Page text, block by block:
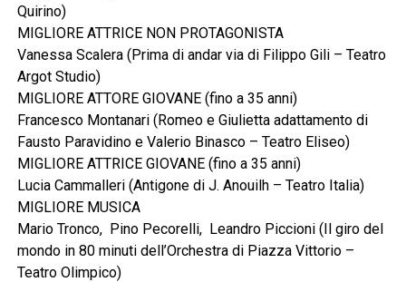
Quirino)
MIGLIORE ATTRICE NON PROTAGONISTA
Vanessa Scalera (Prima di andar via di Filippo Gili – Teatro
Argot Studio)
MIGLIORE ATTORE GIOVANE (fino a 35 anni)
Francesco Montanari (Romeo e Giulietta adattamento di
Fausto Paravidino e Valerio Binasco – Teatro Eliseo)
MIGLIORE ATTRICE GIOVANE (fino a 35 anni)
Lucia Cammalleri (Antigone di J. Anouilh – Teatro Italia)
MIGLIORE MUSICA
Mario Tronco, Pino Pecorelli, Leandro Piccioni (Il giro del
mondo in 80 minuti dell’Orchestra di Piazza Vittorio –
Teatro Olimpico)